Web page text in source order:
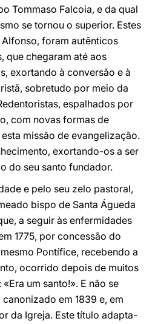
Tommaso Falcoia, e da qual
se tornou o superior. Estes
foram autênticos
que chegaram até aos
exortando à conversão e à
sobretudo por meio da
espalhados por
com novas formas de
missão de evangelização.
exortando-os a ser
do seu santo fundador.
e pelo seu zelo pastoral,
bispo de Santa Águeda
a seguir às enfermidades
1775, por concessão do
Pontífice, recebendo a
ocorrido depois de muitos
um santo!». E não se
em 1839 e, em
da Igreja. Este título adapta-